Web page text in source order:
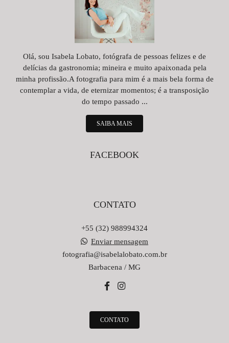
Olá, sou Isabela Lobato, fotógrafa de pessoas felizes e de
delícias da gastronomia; mineira e muito apaixonada pela
minha profissão.A fotografia para mim é a mais bela forma de
contemplar a vida, de eternizar momentos; é a transposição
do tempo passado ...
SAIBA MAIS
FACEBOOK
CONTATO
+55 (32) 988994324
Enviar mensagem
fotografia@isabelalobato.com.br
Barbacena / MG
CONTATO